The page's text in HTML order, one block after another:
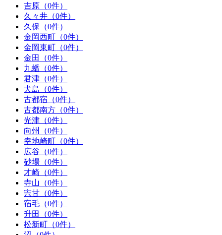
吉原（0件）
久々井（0件）
久保（0件）
金岡西町（0件）
金岡東町（0件）
金田（0件）
九蟠（0件）
君津（0件）
犬島（0件）
古都宿（0件）
古都南方（0件）
光津（0件）
向州（0件）
幸地崎町（0件）
広谷（0件）
砂場（0件）
才崎（0件）
寺山（0件）
宍甘（0件）
宿毛（0件）
升田（0件）
松新町（0件）